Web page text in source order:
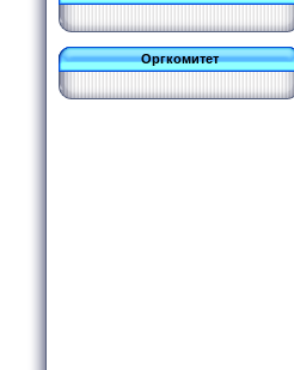
Оргкомитет